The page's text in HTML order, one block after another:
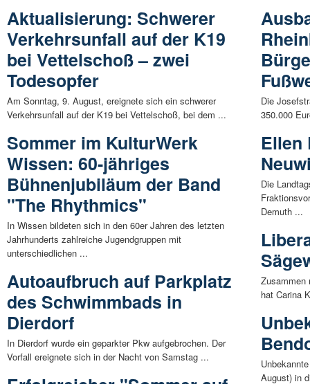
Aktualisierung: Schwerer
Verkehrsunfall auf der K19
bei Vettelschoß – zwei
Todesopfer
Am Sonntag, 9. August, ereignete sich ein schwerer
Verkehrsunfall auf der K19 bei Vettelschoß, bei dem ...
Sommer im KulturWerk
Wissen: 60-jähriges
Bühnenjubiläum der Band
"The Rhythmics"
In Wissen bildeten sich in den 60er Jahren des letzten
Jahrhunderts zahlreiche Jugendgruppen mit
unterschiedlichen ...
Autoaufbruch auf Parkplatz
des Schwimmbads in
Dierdorf
In Dierdorf wurde ein geparkter Pkw aufgebrochen. Der
Vorfall ereignete sich in der Nacht von Samstag ...
Die
350.000
Ellen
Die
Demuth ...
Zusammen
hat Carina
August) in